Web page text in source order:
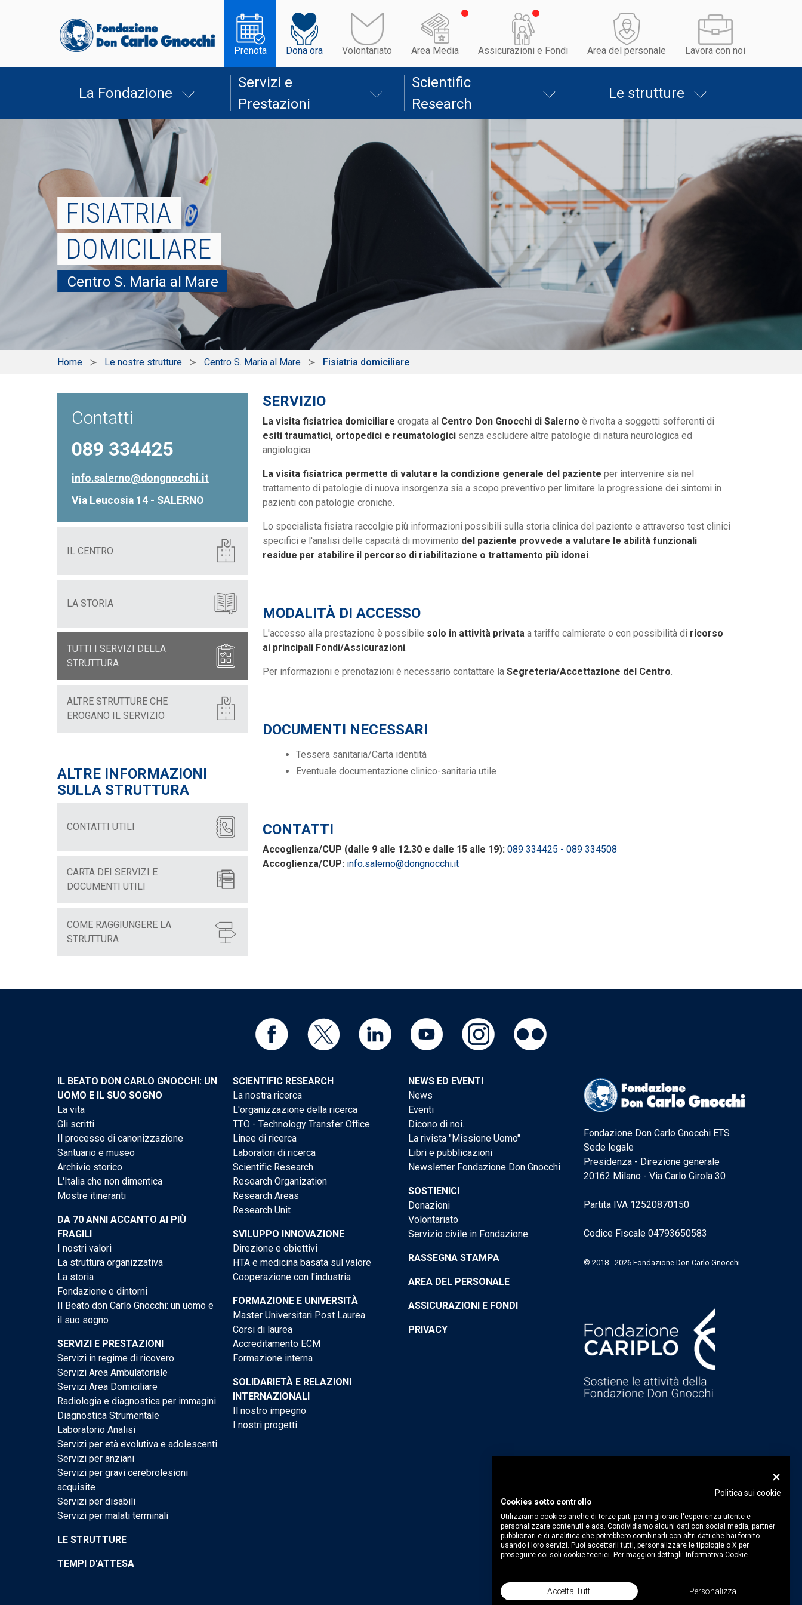
Prenota Dona ora Volontariato Area Media Assicurazioni e Fondi Area del personale Lavora con noi
La Fondazione
Servizi e
Prestazioni
Scientific
Research
Le strutture
FISIATRIA
DOMICILIARE
Centro S. Maria al Mare
Home Le nostre strutture Centro S. Maria al Mare Fisiatria domiciliare
Contatti
089 334425
info.salerno@dongnocchi.it
Via Leucosia 14 - SALERNO
IL CENTRO
LA STORIA
TUTTI I SERVIZI DELLA
STRUTTURA
ALTRE STRUTTURE CHE
EROGANO IL SERVIZIO
ALTRE INFORMAZIONI
SULLA STRUTTURA
CONTATTI UTILI
CARTA DEI SERVIZI E
DOCUMENTI UTILI
COME RAGGIUNGERE LA
STRUTTURA
SERVIZIO
La visita fisiatrica domiciliare erogata al Centro Don Gnocchi di Salerno è rivolta a soggetti sofferenti di
esiti traumatici, ortopedici e reumatologici senza escludere altre patologie di natura neurologica ed
angiologica.
La visita fisiatrica permette di valutare la condizione generale del paziente per intervenire sia nel
trattamento di patologie di nuova insorgenza sia a scopo preventivo per limitare la progressione dei sintomi in
pazienti con patologie croniche.
Lo specialista fisiatra raccolgie più informazioni possibili sulla storia clinica del paziente e attraverso test clinici
specifici e l'analisi delle capacità di movimento del paziente provvede a valutare le abilità funzionali
residue per stabilire il percorso di riabilitazione o trattamento più idonei.
MODALITÀ DI ACCESSO
L'accesso alla prestazione è possibile solo in attività privata a tariffe calmierate o con possibilità di ricorso
ai principali Fondi/Assicurazioni.
Per informazioni e prenotazioni è necessario contattare la Segreteria/Accettazione del Centro.
DOCUMENTI NECESSARI
Tessera sanitaria/Carta identità
Eventuale documentazione clinico-sanitaria utile
CONTATTI
Accoglienza/CUP (dalle 9 alle 12.30 e dalle 15 alle 19): 089 334425 - 089 334508
Accoglienza/CUP: info.salerno@dongnocchi.it
IL BEATO DON CARLO GNOCCHI: UN
UOMO E IL SUO SOGNO
La vita
Gli scritti
Il processo di canonizzazione
Santuario e museo
Archivio storico
L'Italia che non dimentica
Mostre itineranti
DA 70 ANNI ACCANTO AI PIÙ
FRAGILI
I nostri valori
La struttura organizzativa
La storia
Fondazione e dintorni
Il Beato don Carlo Gnocchi: un uomo e
il suo sogno
SERVIZI E PRESTAZIONI
Servizi in regime di ricovero
Servizi Area Ambulatoriale
Servizi Area Domiciliare
Radiologia e diagnostica per immagini
Diagnostica Strumentale
Laboratorio Analisi
Servizi per età evolutiva e adolescenti
Servizi per anziani
Servizi per gravi cerebrolesioni
acquisite
Servizi per disabili
Servizi per malati terminali
LE STRUTTURE
TEMPI D'ATTESA
SCIENTIFIC RESEARCH
La nostra ricerca
L'organizzazione della ricerca
TTO - Technology Transfer Office
Linee di ricerca
Laboratori di ricerca
Scientific Research
Research Organization
Research Areas
Research Unit
SVILUPPO INNOVAZIONE
Direzione e obiettivi
HTA e medicina basata sul valore
Cooperazione con l'industria
FORMAZIONE E UNIVERSITÀ
Master Universitari Post Laurea
Corsi di laurea
Accreditamento ECM
Formazione interna
SOLIDARIETÀ E RELAZIONI
INTERNAZIONALI
Il nostro impegno
I nostri progetti
NEWS ED EVENTI
News
Eventi
Dicono di noi...
La rivista "Missione Uomo"
Libri e pubblicazioni
Newsletter Fondazione Don Gnocchi
SOSTIENICI
Donazioni
Volontariato
Servizio civile in Fondazione
RASSEGNA STAMPA
AREA DEL PERSONALE
ASSICURAZIONI E FONDI
PRIVACY
Fondazione Don Carlo Gnocchi ETS
Sede legale
Presidenza - Direzione generale
20162 Milano - Via Carlo Girola 30
Partita IVA 12520870150
Codice Fiscale 04793650583
© 2018 - 2026 Fondazione Don Carlo Gnocchi
Politica sui cookie
Cookies sotto controllo
Utilizziamo cookies anche di terze parti per migliorare l'esperienza utente e
personalizzare contenuti e ads. Condividiamo alcuni dati con social media, partner
pubblicitari e di analitica che potrebbero combinarli con altri dati che hai fornito
usando i loro servizi. Puoi accettarli tutti, personalizzare le tipologie o X per
proseguire coi soli cookie tecnici. Per maggiori dettagli: Informativa Cookie.
Accetta Tutti Personalizza